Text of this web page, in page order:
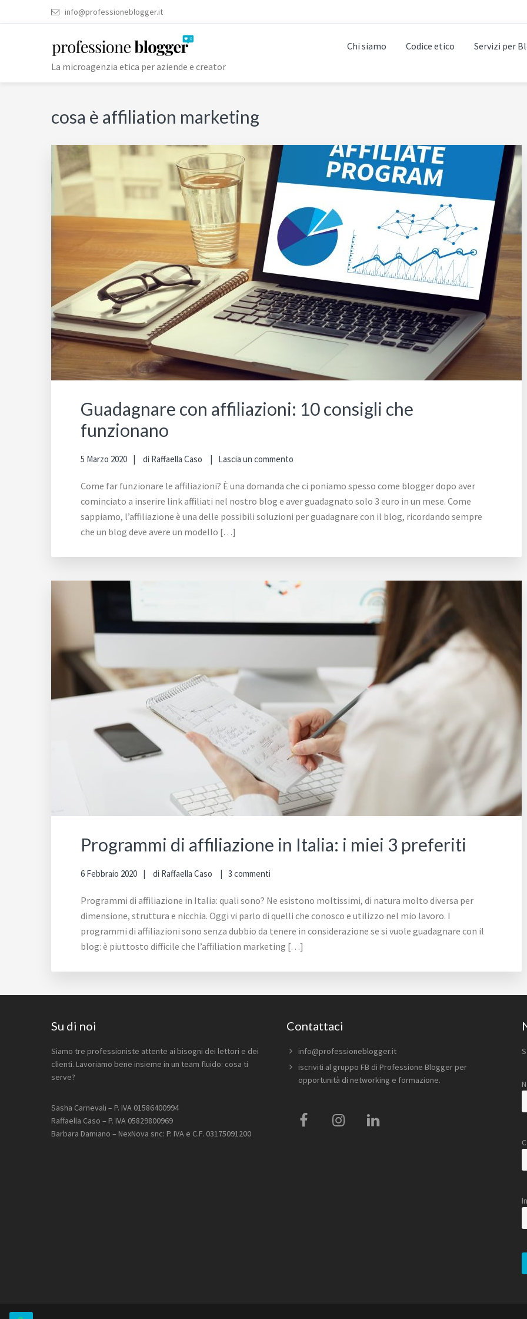
alla
al
alla
al
to
info@professioneblogger.it
La microagenzia etica per aziende e creator
Chi siamo Codice etico Servizi per
cosa è affiliation marketing
Guadagnare con affiliazioni: 10 consigli che
funzionano
5 Marzo 2020 di Raffaella Caso Lascia un commento
Come far funzionare le affiliazioni? È una domanda che ci poniamo spesso come blogger dopo aver
cominciato a inserire link affiliati nel nostro blog e aver guadagnato solo 3 euro in un mese. Come
sappiamo, l’affiliazione è una delle possibili soluzioni per guadagnare con il blog, ricordando sempre
che un blog deve avere un modello […]
Programmi di affiliazione in Italia: i miei 3 preferiti
6 Febbraio 2020 di Raffaella Caso 3 commenti
Programmi di affiliazione in Italia: quali sono? Ne esistono moltissimi, di natura molto diversa per
dimensione, struttura e nicchia. Oggi vi parlo di quelli che conosco e utilizzo nel mio lavoro. I
programmi di affiliazioni sono senza dubbio da tenere in considerazione se si vuole guadagnare con il
blog: è piuttosto difficile che l’affiliation marketing […]
FooterSu di noi
Siamo tre professioniste attente ai bisogni dei lettori e dei
clienti. Lavoriamo bene insieme in un team fluido: cosa ti
serve?
Sasha Carnevali – P. IVA 01586400994
Raffaella Caso – P. IVA 05829800969
Barbara Damiano – NexNova snc: P. IVA e C.F. 03175091200
Contattaci
info@professioneblogger.it
iscriviti al gruppo FB di Professione Blogger per
opportunità di networking e formazione.